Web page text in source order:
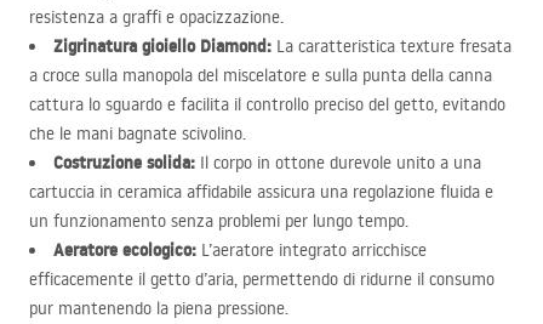
resistenza a graffi e opacizzazione.
Zigrinatura gioiello Diamond: La caratteristica texture fresata
a croce sulla manopola del miscelatore e sulla punta della canna
cattura lo sguardo e facilita il controllo preciso del getto, evitando
che le mani bagnate scivolino.
Costruzione solida: Il corpo in ottone durevole unito a una
cartuccia in ceramica affidabile assicura una regolazione fluida e
un funzionamento senza problemi per lungo tempo.
Aeratore ecologico: L’aeratore integrato arricchisce
efficacemente il getto d’aria, permettendo di ridurne il consumo
pur mantenendo la piena pressione.